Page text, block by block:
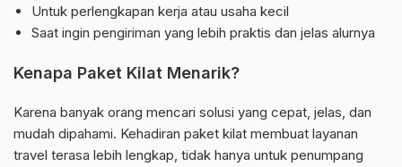
Untuk perlengkapan kerja atau usaha kecil
Saat ingin pengiriman yang lebih praktis dan jelas alurnya
Kenapa Paket Kilat Menarik?
Karena banyak orang mencari solusi yang cepat, jelas, dan
mudah dipahami. Kehadiran paket kilat membuat layanan
travel terasa lebih lengkap, tidak hanya untuk penumpang